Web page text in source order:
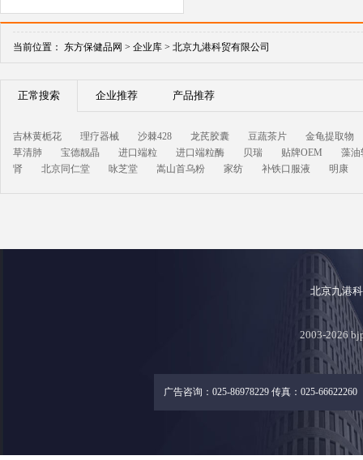
当前位置： 东方保健品网 > 企业库 > 北京九港科贸有限公司
正常搜索 企业推荐 产品推荐
吉林黄栀花 理疗器械 沙棘428 龙芪胶囊 豆蔬茶片
金龟提取物
草清肺
宝德靓晶 进口端粒 进口端粒酶 贝瑞 贴牌OEM
藻油
肾
北京同仁堂 咏芝堂 嵩山首乌粉 家纺 补铁口服液 明康
北京九港
2003-2026
广告咨询：025-86978229 传真：025-66622260